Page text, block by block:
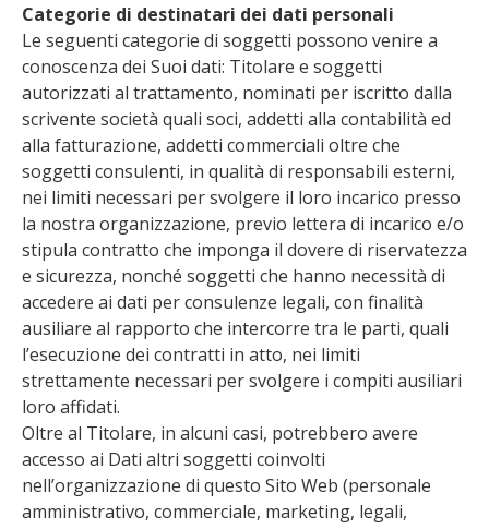
Categorie di destinatari dei dati personali
Le seguenti categorie di soggetti possono venire a
conoscenza dei Suoi dati: Titolare e soggetti
autorizzati al trattamento, nominati per iscritto dalla
scrivente società quali soci, addetti alla contabilità ed
alla fatturazione, addetti commerciali oltre che
soggetti consulenti, in qualità di responsabili esterni,
nei limiti necessari per svolgere il loro incarico presso
la nostra organizzazione, previo lettera di incarico e/o
stipula contratto che imponga il dovere di riservatezza
e sicurezza, nonché soggetti che hanno necessità di
accedere ai dati per consulenze legali, con finalità
ausiliare al rapporto che intercorre tra le parti, quali
l’esecuzione dei contratti in atto, nei limiti
strettamente necessari per svolgere i compiti ausiliari
loro affidati.
Oltre al Titolare, in alcuni casi, potrebbero avere
accesso ai Dati altri soggetti coinvolti
nell’organizzazione di questo Sito Web (personale
amministrativo, commerciale, marketing, legali,